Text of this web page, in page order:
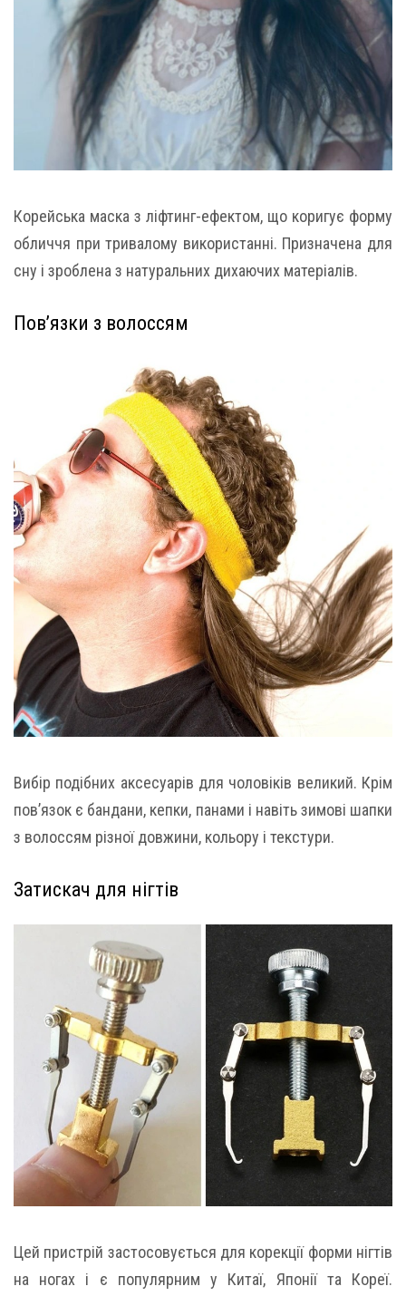
Корейська маска з ліфтинг-ефектом, що коригує форму
обличчя при тривалому використанні. Призначена для
сну і зроблена з натуральних дихаючих матеріалів.
Пов’язки з волоссям
Вибір подібних аксесуарів для чоловіків великий. Крім
пов’язок є бандани, кепки, панами і навіть зимові шапки
з волоссям різної довжини, кольору і текстури.
Затискач для нігтів
Цей пристрій застосовується для корекції форми нігтів
на ногах і є популярним у Китаї, Японії та Кореї.